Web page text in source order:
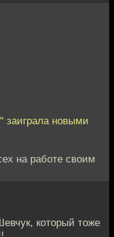
заиграла новыми
на работе своим
который тоже